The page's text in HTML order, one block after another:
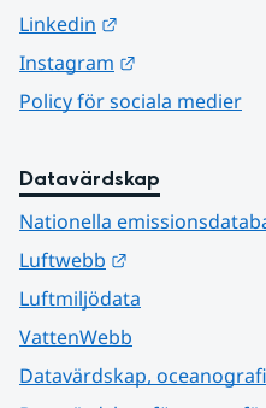
Linkedin
Instagram
Policy för sociala medier
Datavärdskap
Nationella
Luftwebb
Luftmiljödata
VattenWebb
Datavärdskap,